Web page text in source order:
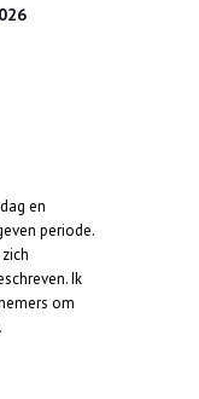
en
periode.
Ik
om